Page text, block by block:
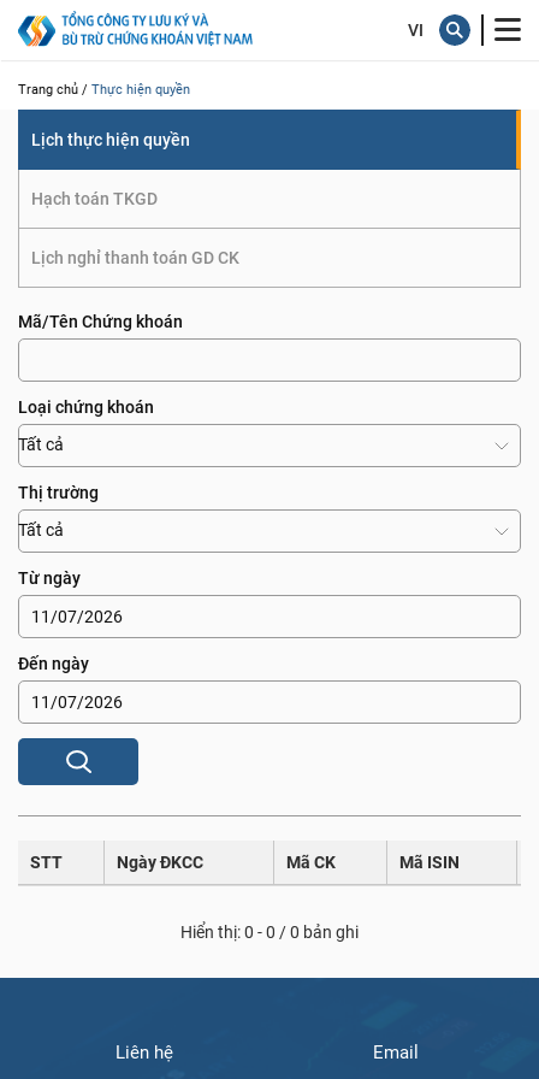
Trang chủ / Thực hiện quyền
Lịch thực hiện quyền
Hạch toán TKGD
Lịch nghỉ thanh toán GD CK
Mã/Tên Chứng khoán
Loại chứng khoán
Tất cả
Thị trường
Tất cả
Từ ngày
Đến ngày
STT Ngày ĐKCC Mã CK Mã ISIN
Hiển thị: 0 - 0 / 0 bản ghi
Liên hệ Email